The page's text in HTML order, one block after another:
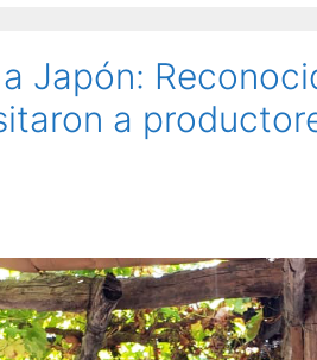
Japón:
a